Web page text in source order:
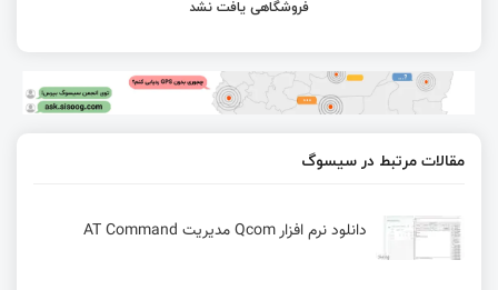
فروشگاهی یافت نشد
مقالات مرتبط در سیسوگ
دانلود نرم افزار Qcom مدیریت AT Command